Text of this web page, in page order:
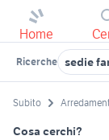
Home
Ricerche sedie
Subito
Cosa cerchi?